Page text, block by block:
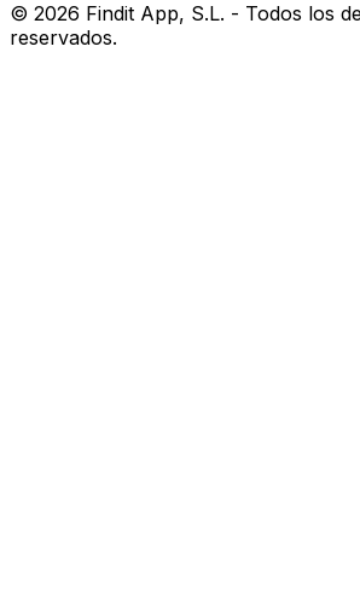
© 2026 Findit App, S.L. - Todos los
reservados.